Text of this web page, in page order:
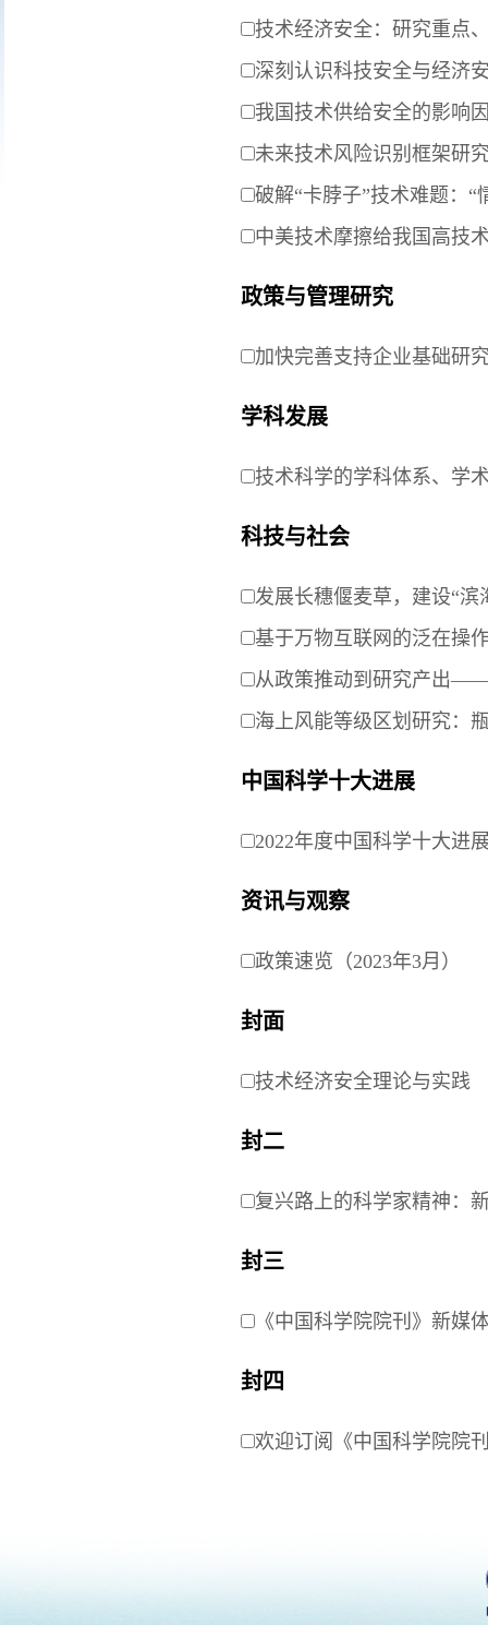
技术经济安全：研究重点
深刻认识科技安全与经济
我国技术供给安全的影响
未来技术风险识别框架
破解“卡脖子”技术难题：
中美技术摩擦给我国高技
政策与管理研究
加快完善支持企业基础研
学科发展
技术科学的学科体系、学
科技与社会
发展长穗偃麦草，建设“滨
基于万物互联网的泛在操
从政策推动到研究产出
海上风能等级区划研究：
中国科学十大进展
2022年度中国科学十大进
资讯与观察
政策速览（2023年3月）
封面
技术经济安全理论与实践
封二
复兴路上的科学家精神：
封三
《中国科学院院刊》新媒
封四
欢迎订阅《中国科学院院